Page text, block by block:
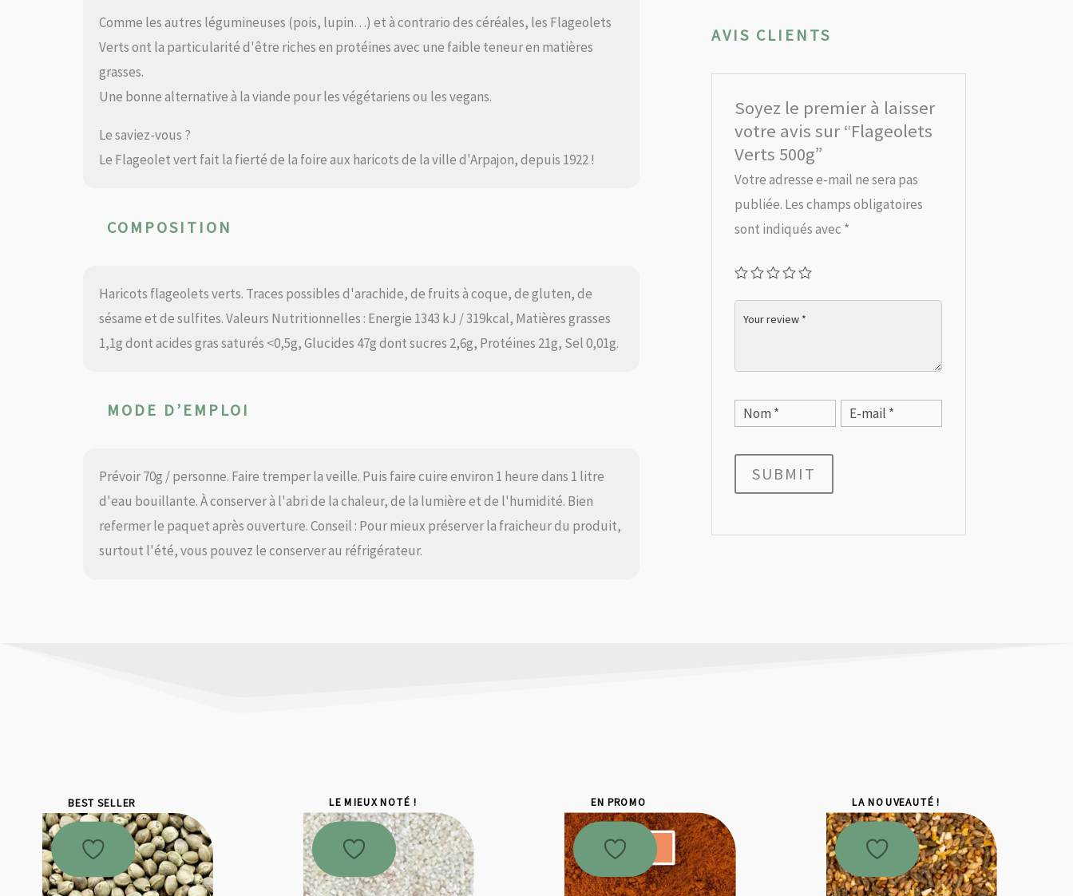
Comme les autres légumineuses (pois, lupin…) et à contrario des céréales, les Flageolets
Verts ont la particularité d'être riches en protéines avec une faible teneur en matières
grasses.
Une bonne alternative à la viande pour les végétariens ou les vegans.
Le saviez-vous ?
Le Flageolet vert fait la fierté de la foire aux haricots de la ville d'Arpajon, depuis 1922 !
COMPOSITION
Haricots flageolets verts. Traces possibles d'arachide, de fruits à coque, de gluten, de
sésame et de sulfites. Valeurs Nutritionnelles : Energie 1343 kJ / 319kcal, Matières grasses
1,1g dont acides gras saturés <0,5g, Glucides 47g dont sucres 2,6g, Protéines 21g, Sel 0,01g.
MODE D’EMPLOI
Prévoir 70g / personne. Faire tremper la veille. Puis faire cuire environ 1 heure dans 1 litre
d'eau bouillante. À conserver à l'abri de la chaleur, de la lumière et de l'humidité. Bien
refermer le paquet après ouverture. Conseil : Pour mieux préserver la fraicheur du produit,
surtout l'été, vous pouvez le conserver au réfrigérateur.
AVIS CLIENTS
Soyez le premier à laisser
votre avis sur “Flageolets
Verts 500g”
Votre adresse e-mail ne sera pas
publiée. Les champs obligatoires
sont indiqués avec *
SUBMIT
BEST SELLER LE MIEUX NOTÉ ! EN PROMO
Promo !
LA NOUVEAUTÉ !